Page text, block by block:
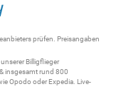
prüfen. Preisangaben
Billigflieger
. & insgesamt rund 800
Opodo oder Expedia. Live-